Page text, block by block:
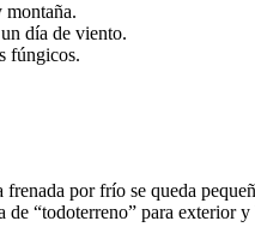
montaña.
día de viento.
fúngicos.
por frío se queda
“todoterreno” para exterior y